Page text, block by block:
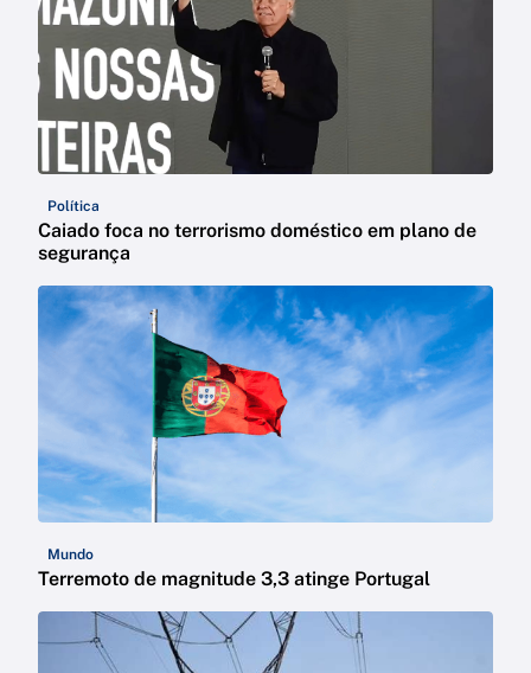
Política
Caiado foca no terrorismo doméstico em plano de
segurança
Mundo
Terremoto de magnitude 3,3 atinge Portugal